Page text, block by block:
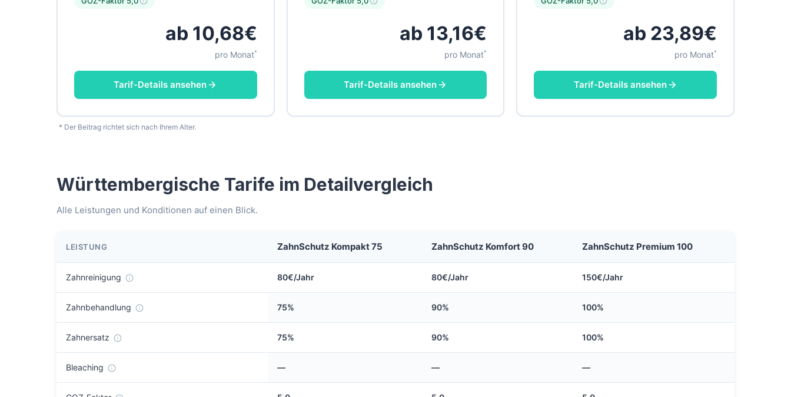
ab 10,68€
pro Monat*
Tarif-Details ansehen
ab 13,16€
pro Monat*
Tarif-Details ansehen
ab 23,89€
pro Monat*
Tarif-Details ansehen
* Der Beitrag richtet sich nach Ihrem Alter.
Württembergische Tarife im Detailvergleich
Alle Leistungen und Konditionen auf einen Blick.
LEISTUNG ZahnSchutz Kompakt 75 ZahnSchutz Komfort 90 ZahnSchutz Premium 100
Zahnreinigung 80€/Jahr 80€/Jahr 150€/Jahr
Zahnbehandlung 75% 90% 100%
Zahnersatz 75% 90% 100%
Bleaching — — —